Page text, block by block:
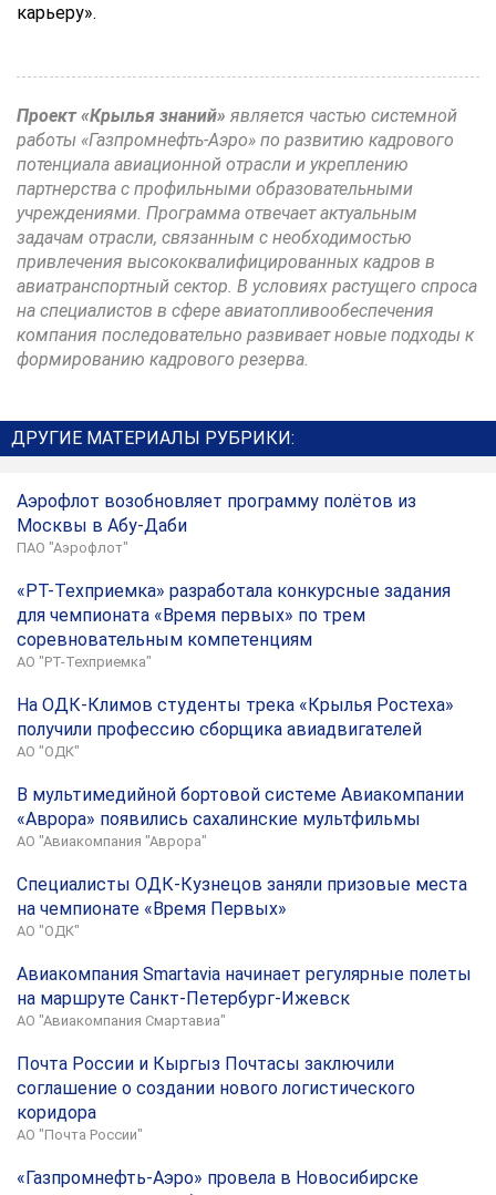
карьеру».
Проект «Крылья знаний» является частью системной
работы «Газпромнефть-Аэро» по развитию кадрового
потенциала авиационной отрасли и укреплению
партнерства с профильными образовательными
учреждениями. Программа отвечает актуальным
задачам отрасли, связанным с необходимостью
привлечения высококвалифицированных кадров в
авиатранспортный сектор. В условиях растущего спроса
на специалистов в сфере авиатопливообеспечения
компания последовательно развивает новые подходы к
формированию кадрового резерва.
ДРУГИЕ МАТЕРИАЛЫ РУБРИКИ:
Аэрофлот возобновляет программу полётов из
Москвы в Абу-Даби
ПАО "Аэрофлот"
«РТ-Техприемка» разработала конкурсные задания
для чемпионата «Время первых» по трем
соревновательным компетенциям
АО "РТ-Техприемка"
На ОДК-Климов студенты трека «Крылья Ростеха»
получили профессию сборщика авиадвигателей
АО "ОДК"
В мультимедийной бортовой системе Авиакомпании
«Аврора» появились сахалинские мультфильмы
АО "Авиакомпания "Аврора"
Специалисты ОДК-Кузнецов заняли призовые места
на чемпионате «Время Первых»
АО "ОДК"
Авиакомпания Smartavia начинает регулярные полеты
на маршруте Санкт-Петербург-Ижевск
АО "Авиакомпания Смартавиа"
Почта России и Кыргыз Почтасы заключили
соглашение о создании нового логистического
коридора
АО "Почта России"
«Газпромнефть-Аэро» провела в Новосибирске